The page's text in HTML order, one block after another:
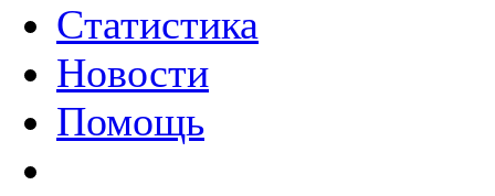
Статистика
Новости
Помощь